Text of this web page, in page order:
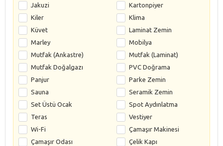
Jakuzi
Kartonpiyer
Kiler
Klima
Küvet
Laminat Zemin
Marley
Mobilya
Mutfak (Ankastre)
Mutfak (Laminat)
Mutfak Doğalgazı
PVC Doğrama
Panjur
Parke Zemin
Sauna
Seramik Zemin
Set Üstü Ocak
Spot Aydınlatma
Teras
Vestiyer
Wi-Fi
Çamaşır Makinesi
Çamaşır Odası
Çelik Kapı